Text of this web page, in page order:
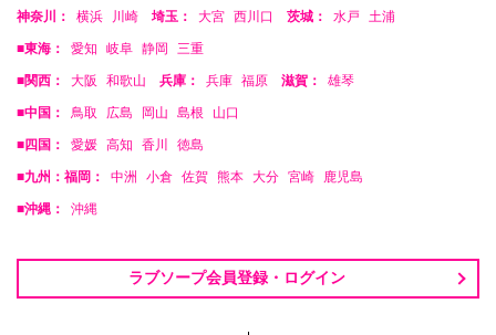
神奈川： 横浜 川崎 埼玉： 大宮 西川口 茨城： 水戸 土浦
■東海： 愛知 岐阜 静岡 三重
■関西： 大阪 和歌山 兵庫： 兵庫 福原 滋賀： 雄琴
■中国： 鳥取 広島 岡山 島根 山口
■四国： 愛媛 高知 香川 徳島
■九州：福岡： 中洲 小倉 佐賀 熊本 大分 宮崎 鹿児島
■沖縄： 沖縄
ラブソープ会員登録・ログイン